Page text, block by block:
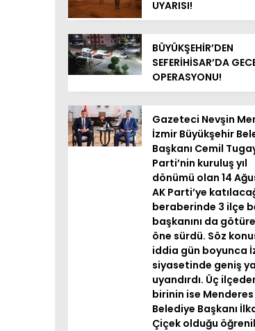
UYARISI!
BÜYÜKŞEHİR’DEN
SEFERİHİSAR’DA
OPERASYONU!
Gazeteci Nevşin
İzmir Büyükşehir
Başkanı Cemil
Parti’nin kuruluş yıl
dönümü olan 14
AK Parti’ye
beraberinde 3 ilçe
başkanını da
öne sürdü. Söz
iddia gün boyunca
siyasetinde geniş
uyandırdı. Üç
birinin ise Menderes
Belediye Başkanı
Çiçek olduğu